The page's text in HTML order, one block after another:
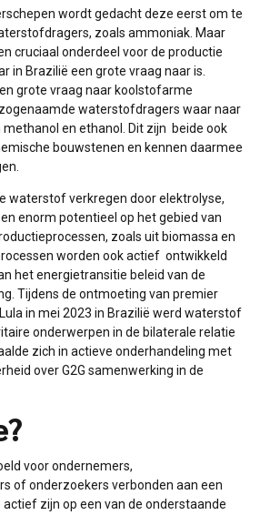
wordt gedacht deze eerst om te
zoals ammoniak. Maar
cruciaal onderdeel voor de productie
in Brazilië een grote vraag naar is.
grote vraag naar koolstofarme
waterstofdragers waar naar
en ethanol. Dit zijn beide ook
bouwstenen en kennen daarmee
waterstof verkregen door elektrolyse,
enorm potentieel op het gebied van
zoals uit biomassa en
worden ook actief ontwikkeld
het energietransitie beleid van de
Tijdens de ontmoeting van premier
in mei 2023 in Brazilië werd waterstof
onderwerpen in de bilaterale relatie
zich in actieve onderhandeling met
over G2G samenwerking in de
voor ondernemers,
of onderzoekers verbonden aan een
actief zijn op een van de onderstaande